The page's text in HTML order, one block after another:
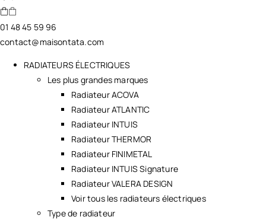
01 48 45 59 96
contact@maisontata.com
RADIATEURS ÉLECTRIQUES
Les plus grandes marques
Radiateur ACOVA
Radiateur ATLANTIC
Radiateur INTUIS
Radiateur THERMOR
Radiateur FINIMETAL
Radiateur INTUIS Signature
Radiateur VALERA DESIGN
Voir tous les radiateurs électriques
Type de radiateur